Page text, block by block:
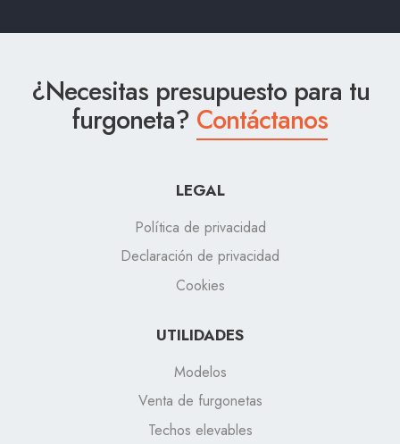
¿Necesitas presupuesto para tu
furgoneta? Contáctanos
LEGAL
Política de privacidad
Declaración de privacidad
Cookies
UTILIDADES
Modelos
Venta de furgonetas
Techos elevables